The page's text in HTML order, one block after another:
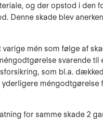
og der opstod i den
Denne skade blev
mén som følge af
svarende til
som bl.a.
yderligere méngodtgørelse
for samme skade 2